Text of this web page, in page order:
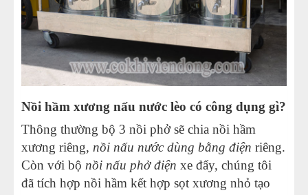
Nồi hầm xương nấu nước lèo có công dụng gì?
Thông thường bộ 3 nồi phở sẽ chia nồi hầm
xương riêng, nồi nấu nước dùng bằng điện riêng.
Còn với bộ nồi nấu phở điện xe đẩy, chúng tôi
đã tích hợp nồi hầm kết hợp sọt xương nhỏ tạo